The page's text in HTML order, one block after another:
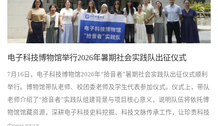
计算机学院蒲晓蓉教授受邀做客金沙讲坛
电子科技博物馆举行2026年暑期社会实践队出征仪式
7月16日，电子科技博物馆2026年“拾音者”暑期社会实践队出征仪式顺利
举行。博物馆带队老师、校团委老师及学生代表参加仪式。仪式上，带队
老师介绍了“拾音者”实践队组建背景与项目核心意义，说明队伍将依托博
物馆馆藏资源，深耕电子科技史料挖掘、科技文脉传承工作，让珍贵科技